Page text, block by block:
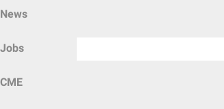
News
Jobs
CME